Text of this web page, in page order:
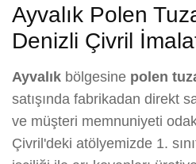
Ayvalık Polen
Denizli Çivril
Ayvalık bölgesine polen
satışında fabrikadan direkt
ve müşteri memnuniyeti
Çivril'deki atölyemizde 1.